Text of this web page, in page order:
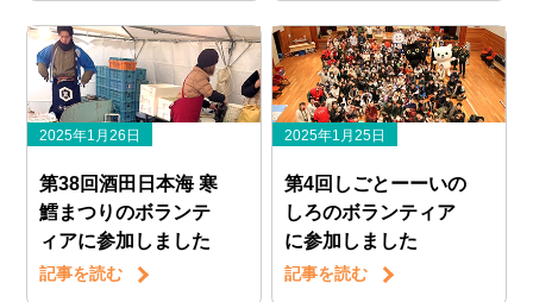
2025年1月26日
第38回酒田日本海 寒
鱈まつりのボランテ
ィアに参加しました
記事を読む
2025年1月25日
第4回しごとーーいの
しろのボランティア
に参加しました
記事を読む